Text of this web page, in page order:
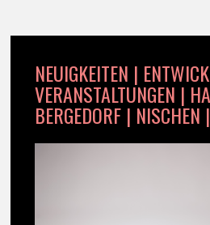
NEUIGKEITEN |
VERANSTALTUNGEN |
BERGEDORF | NISCHEN